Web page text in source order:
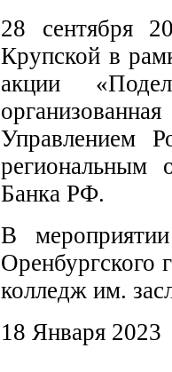
28 сентября
Крупской в
акции
Управлением
региональным
Банка РФ.
В
Оренбургского
колледж им.
18 Января 2023